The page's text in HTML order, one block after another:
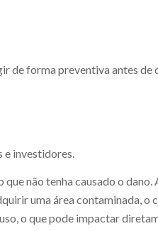
de forma preventiva antes de
e investidores.
não tenha causado o dano.
uma área contaminada, o
o que pode impactar